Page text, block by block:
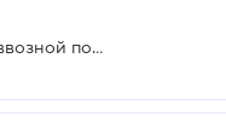
Освободить от налогообложения ввозной пошлиной